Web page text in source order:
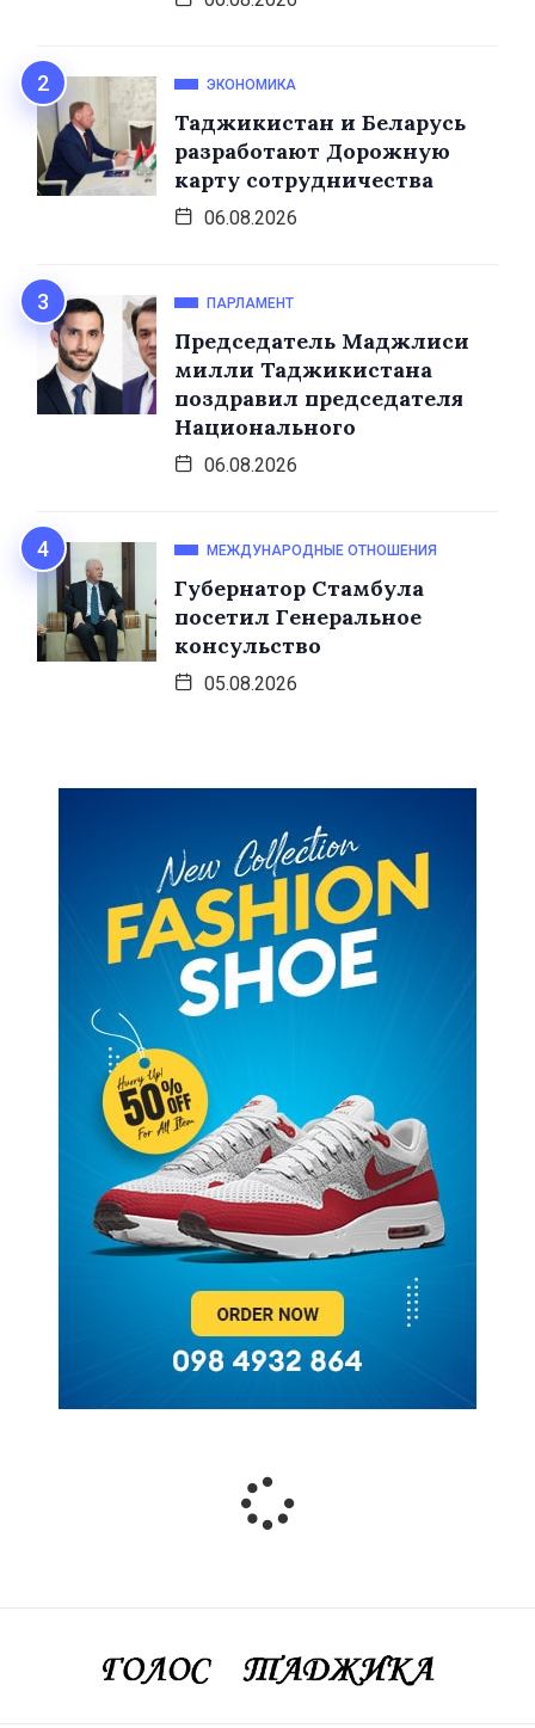
ЭКОНОМИКА
Таджикистан и Беларусь
разработают Дорожную
карту сотрудничества
06.08.2026
ПАРЛАМЕНТ
Председатель Маджлиси
милли Таджикистана
поздравил председателя
Национального
06.08.2026
МЕЖДУНАРОДНЫЕ ОТНОШЕНИЯ
Губернатор Стамбула
посетил Генеральное
консульство
05.08.2026